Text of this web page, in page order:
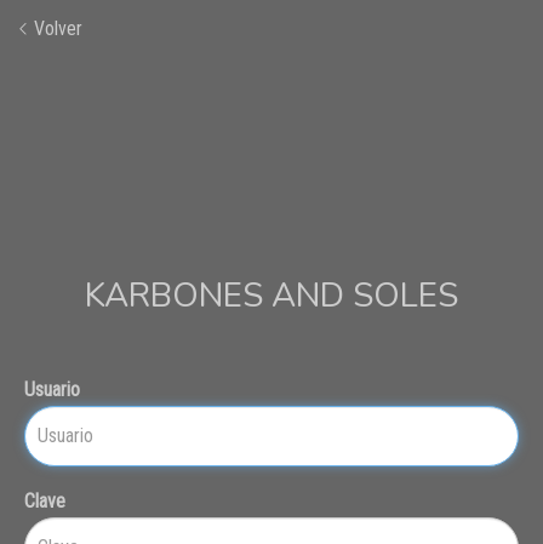
Volver
KARBONES AND SOLES
Usuario
Clave